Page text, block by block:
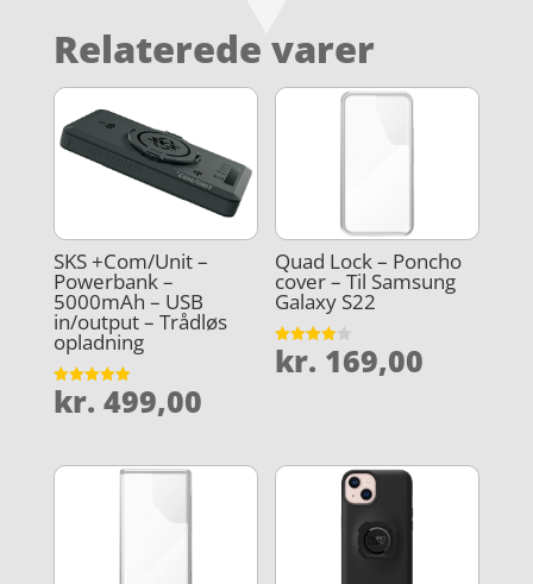
Relaterede varer
SKS +Com/Unit –
Powerbank –
5000mAh – USB
in/output – Trådløs
opladning
Vurderet
kr. 499,00
Quad Lock – Poncho
cover – Til Samsung
Galaxy S22
Vurderet
3.9
kr. 169,00